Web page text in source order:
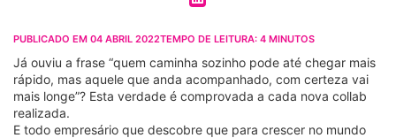
PUBLICADO EM 04 ABRIL 2022TEMPO DE LEITURA: 4 MINUTOS
Já ouviu a frase “quem caminha sozinho pode até chegar mais
rápido, mas aquele que anda acompanhado, com certeza vai
mais longe”? Esta verdade é comprovada a cada nova collab
realizada.
E todo empresário que descobre que para crescer no mundo